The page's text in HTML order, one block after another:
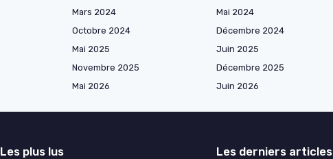
Mars 2024 Mai 2024
Octobre 2024 Décembre 2024
Mai 2025 Juin 2025
Novembre 2025 Décembre 2025
Mai 2026 Juin 2026
Les plus lus Les derniers articles